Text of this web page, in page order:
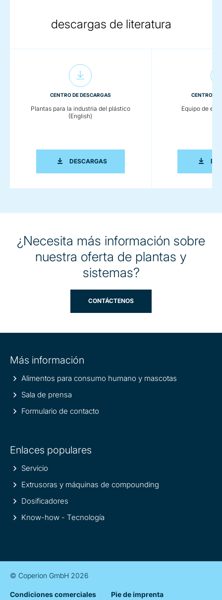
descargas de literatura
CENTRO DE DESCARGAS
Plantas para la industria del plástico
(English)
DESCARGASPLANTAS PARA LA INDUSTRIA DEL
CENTRO DE
Equipo de
¿Necesita más información sobre
nuestra oferta de plantas y
sistemas?
CONTÁCTENOS
information
Más información
Alimentos para consumo humano y mascotas
Sala de prensa
Formulario de contacto
Enlaces populares
Servicio
Extrusoras y máquinas de compounding
Dosificadores
Know-how - Tecnología
© Coperion GmbH 2026
Condiciones comerciales Pie de imprenta